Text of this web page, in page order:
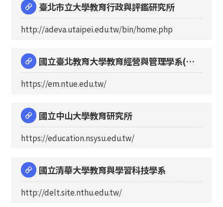
臺北市立大學教育行政與評鑑研究所
http://adeva.utaipei.edu.tw/bin/home.php
國立臺北教育大學教育經營與管理學系(含
教育政策與管理碩博士班)
https://em.ntue.edu.tw/
國立中山大學教育研究所
https://education.nsysu.edu.tw/
國立清華大學教育與學習科技學系
http://delt.site.nthu.edu.tw/